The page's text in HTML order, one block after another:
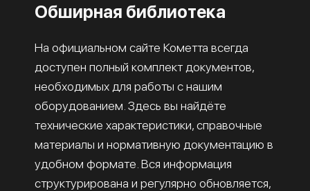
Обширная библиотека
На официальном сайте Кометта всегда
доступен полный комплект документов,
необходимых для работы с нашим
оборудованием. Здесь вы найдёте
технические характеристики, справочные
материалы и нормативную документацию в
удобном формате. Вся информация
структурирована и регулярно обновляется,